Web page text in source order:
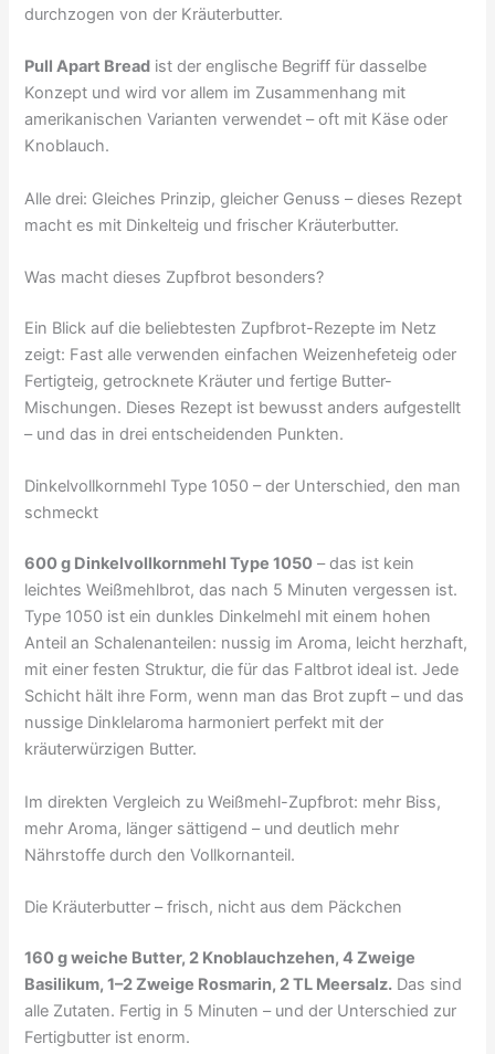
durchzogen von der Kräuterbutter.
Pull Apart Bread ist der englische Begriff für dasselbe
Konzept und wird vor allem im Zusammenhang mit
amerikanischen Varianten verwendet – oft mit Käse oder
Knoblauch.
Alle drei: Gleiches Prinzip, gleicher Genuss – dieses Rezept
macht es mit Dinkelteig und frischer Kräuterbutter.
Was macht dieses Zupfbrot besonders?
Ein Blick auf die beliebtesten Zupfbrot-Rezepte im Netz
zeigt: Fast alle verwenden einfachen Weizenhefeteig oder
Fertigteig, getrocknete Kräuter und fertige Butter-
Mischungen. Dieses Rezept ist bewusst anders aufgestellt
– und das in drei entscheidenden Punkten.
Dinkelvollkornmehl Type 1050 – der Unterschied, den man
schmeckt
600 g Dinkelvollkornmehl Type 1050 – das ist kein
leichtes Weißmehlbrot, das nach 5 Minuten vergessen ist.
Type 1050 ist ein dunkles Dinkelmehl mit einem hohen
Anteil an Schalenanteilen: nussig im Aroma, leicht herzhaft,
mit einer festen Struktur, die für das Faltbrot ideal ist. Jede
Schicht hält ihre Form, wenn man das Brot zupft – und das
nussige Dinklelaroma harmoniert perfekt mit der
kräuterwürzigen Butter.
Im direkten Vergleich zu Weißmehl-Zupfbrot: mehr Biss,
mehr Aroma, länger sättigend – und deutlich mehr
Nährstoffe durch den Vollkornanteil.
Die Kräuterbutter – frisch, nicht aus dem Päckchen
160 g weiche Butter, 2 Knoblauchzehen, 4 Zweige
Basilikum, 1–2 Zweige Rosmarin, 2 TL Meersalz. Das sind
alle Zutaten. Fertig in 5 Minuten – und der Unterschied zur
Fertigbutter ist enorm.